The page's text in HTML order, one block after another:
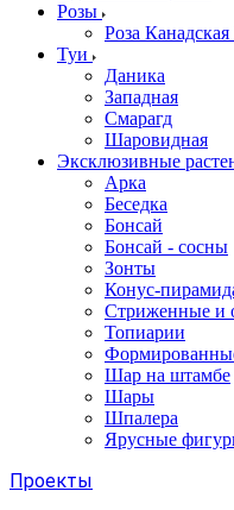
Розы
Роза
Туи
Даника
Западная
Смарагд
Шаровидная
Эксклюзивные
Арка
Беседка
Бонсай
Бонсай - сосны
Зонты
Конус-
Стриженные и
Топиарии
Шар на штамбе
Шары
Шпалера
Ярусные
Проекты